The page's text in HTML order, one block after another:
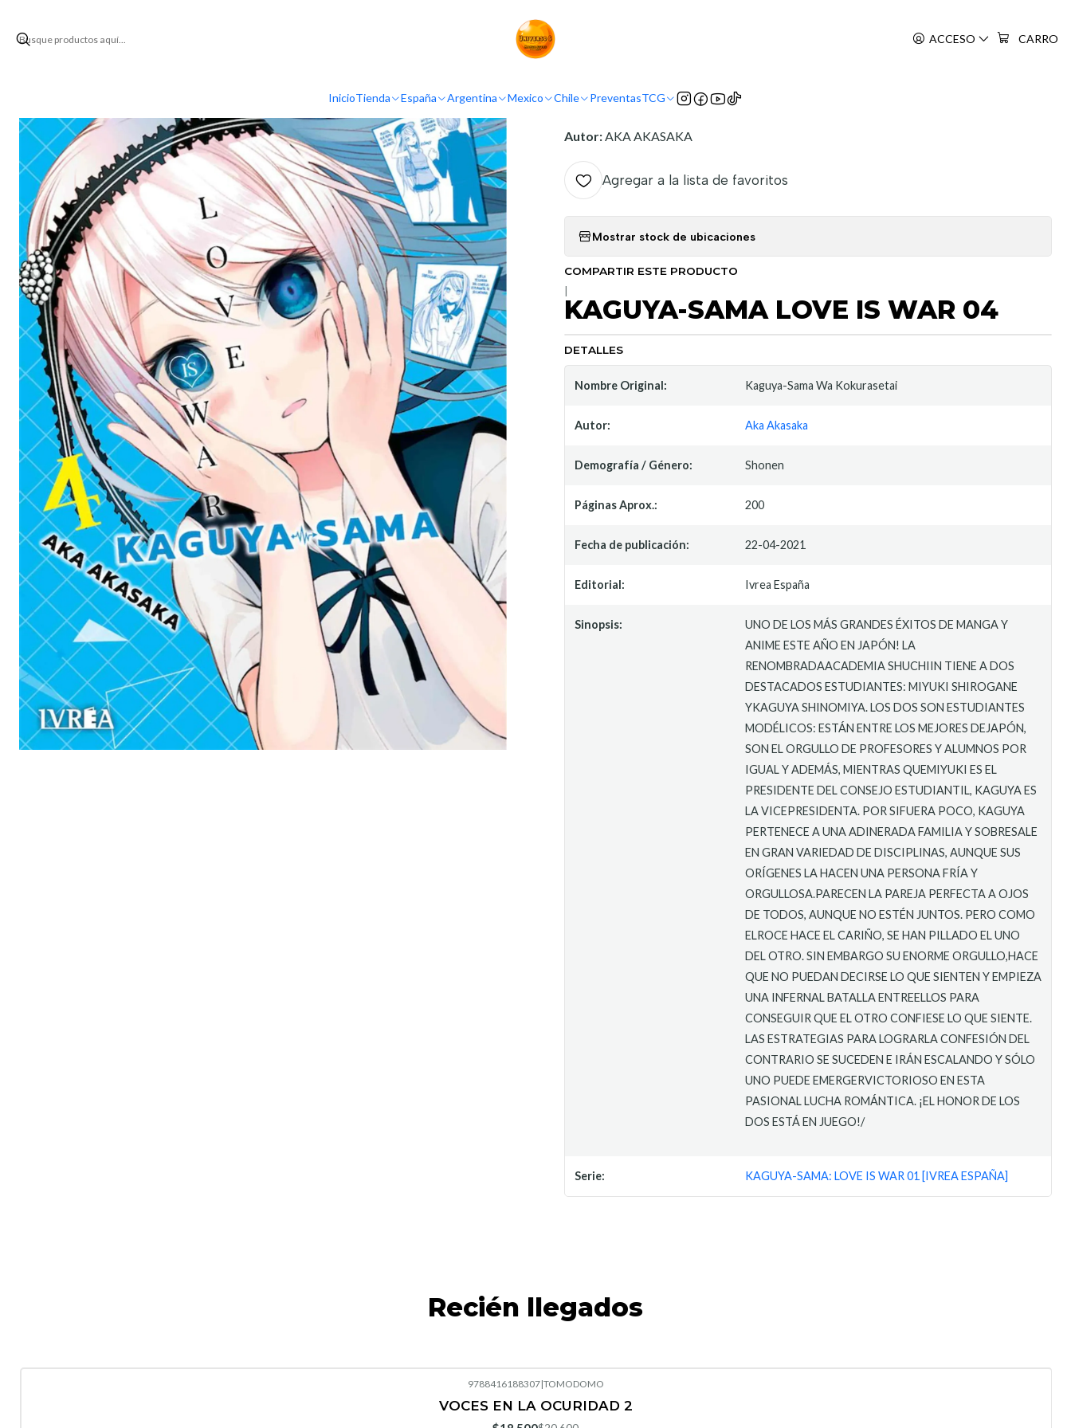
ACCESO CARRO
InicioTienda España Argentina Mexico Chile PreventasTCG
Nombre original:Kaguya-Sama Wa Kokurasetai
Autor:AKA AKASAKA
Agregar a la lista de favoritos
Mostrar stock de ubicaciones
COMPARTIR ESTE PRODUCTO
KAGUYA-SAMA LOVE IS WAR 04
DETALLES
Nombre Original: Kaguya-Sama Wa Kokurasetai
Autor: Aka Akasaka
Demografía / Género: Shonen
Páginas Aprox.: 200
Fecha de publicación: 22-04-2021
Editorial: Ivrea España
Sinopsis:
UNO DE LOS MÁS GRANDES ÉXITOS DE MANGA Y
ANIME ESTE AÑO EN JAPÓN! LA
RENOMBRADAACADEMIA SHUCHIIN TIENE A DOS
DESTACADOS ESTUDIANTES: MIYUKI SHIROGANE
YKAGUYA SHINOMIYA. LOS DOS SON ESTUDIANTES
MODÉLICOS: ESTÁN ENTRE LOS MEJORES DEJAPÓN,
SON EL ORGULLO DE PROFESORES Y ALUMNOS POR
IGUAL Y ADEMÁS, MIENTRAS QUEMIYUKI ES EL
PRESIDENTE DEL CONSEJO ESTUDIANTIL, KAGUYA ES
LA VICEPRESIDENTA. POR SIFUERA POCO, KAGUYA
PERTENECE A UNA ADINERADA FAMILIA Y SOBRESALE
EN GRAN VARIEDAD DE DISCIPLINAS, AUNQUE SUS
ORÍGENES LA HACEN UNA PERSONA FRÍA Y
ORGULLOSA.PARECEN LA PAREJA PERFECTA A OJOS
DE TODOS, AUNQUE NO ESTÉN JUNTOS. PERO COMO
ELROCE HACE EL CARIÑO, SE HAN PILLADO EL UNO
DEL OTRO. SIN EMBARGO SU ENORME ORGULLO,HACE
QUE NO PUEDAN DECIRSE LO QUE SIENTEN Y EMPIEZA
UNA INFERNAL BATALLA ENTREELLOS PARA
CONSEGUIR QUE EL OTRO CONFIESE LO QUE SIENTE.
LAS ESTRATEGIAS PARA LOGRARLA CONFESIÓN DEL
CONTRARIO SE SUCEDEN E IRÁN ESCALANDO Y SÓLO
UNO PUEDE EMERGERVICTORIOSO EN ESTA
PASIONAL LUCHA ROMÁNTICA. ¡EL HONOR DE LOS
DOS ESTÁ EN JUEGO!/
Serie: KAGUYA-SAMA: LOVE IS WAR 01 [IVREA ESPAÑA]
Recién llegados
9788416188307|TOMODOMO
VOCES EN LA OCURIDAD 2